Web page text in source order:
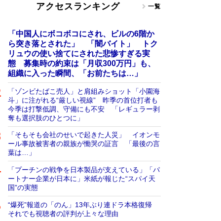
アクセスランキング 一覧
「中国人にボコボコにされ、ビルの6階か
ら突き落とされた」 「闇バイト」 トク
リュウの使い捨てにされた悲惨すぎる実
態 募集時の約束は「月収300万円」も、
組織に入った瞬間、「お前たちは…」
「ゾンビたばこ売人」と肩組みショット「小園海
斗」に注がれる“厳しい視線” 昨季の首位打者も
今季は打撃低調、守備にも不安 「レギュラー剥
奪も選択肢のひとつに」
「そもそも会社のせいで起きた人災」 イオンモ
ール事故被害者の親族が慟哭の証言 「最後の言
葉は…」
「プーチンの戦争を日本製品が支えている」「パ
ートナー企業が日本に」米紙が報じた“スパイ天
国”の実態
“爆死”報道の「のん」13年ぶり連ドラ本格復帰
それでも視聴者の評判が上々な理由